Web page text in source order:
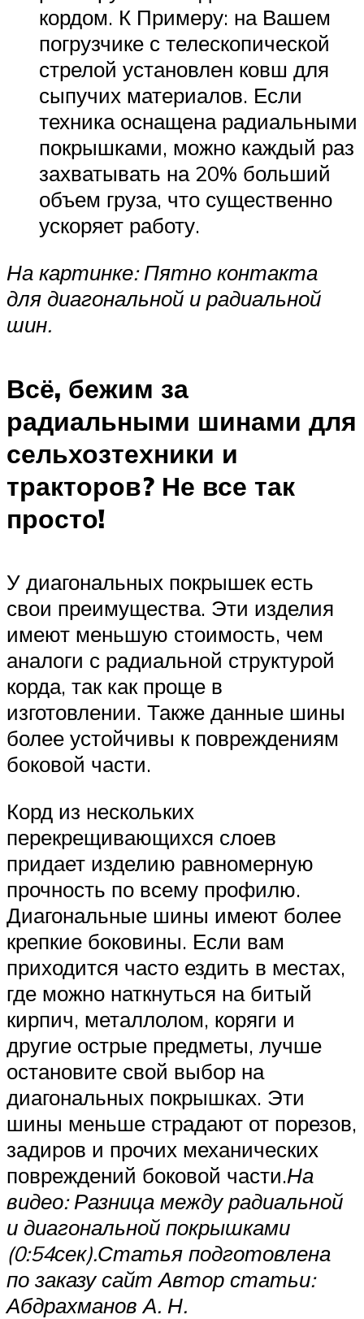
кордом. К Примеру: на Вашем
погрузчике с телескопической
стрелой установлен ковш для
сыпучих материалов. Если
техника оснащена радиальными
покрышками, можно каждый раз
захватывать на 20% больший
объем груза, что существенно
ускоряет работу.
На картинке: Пятно контакта
для диагональной и радиальной
шин.
Всё, бежим за
радиальными шинами для
сельхозтехники и
тракторов? Не все так
просто!
У диагональных покрышек есть
свои преимущества. Эти изделия
имеют меньшую стоимость, чем
аналоги с радиальной структурой
корда, так как проще в
изготовлении. Также данные шины
более устойчивы к повреждениям
боковой части.
Корд из нескольких
перекрещивающихся слоев
придает изделию равномерную
прочность по всему профилю.
Диагональные шины имеют более
крепкие боковины. Если вам
приходится часто ездить в местах,
где можно наткнуться на битый
кирпич, металлолом, коряги и
другие острые предметы, лучше
остановите свой выбор на
диагональных покрышках. Эти
шины меньше страдают от порезов,
задиров и прочих механических
повреждений боковой части.На
видео: Разница между радиальной
и диагональной покрышками
(0:54сек).Статья подготовлена
по заказу сайт Автор статьи:
Абдрахманов А. Н.